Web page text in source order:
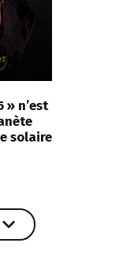
» n’est
solaire